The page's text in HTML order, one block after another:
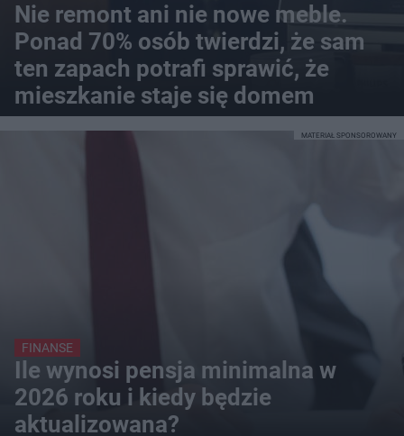
Nie remont ani nie nowe meble.
Ponad 70% osób twierdzi, że sam
ten zapach potrafi sprawić, że
mieszkanie staje się domem
FINANSE
Ile wynosi pensja minimalna w
2026 roku i kiedy będzie
aktualizowana?
MATERIAŁ SPONSOROWANY